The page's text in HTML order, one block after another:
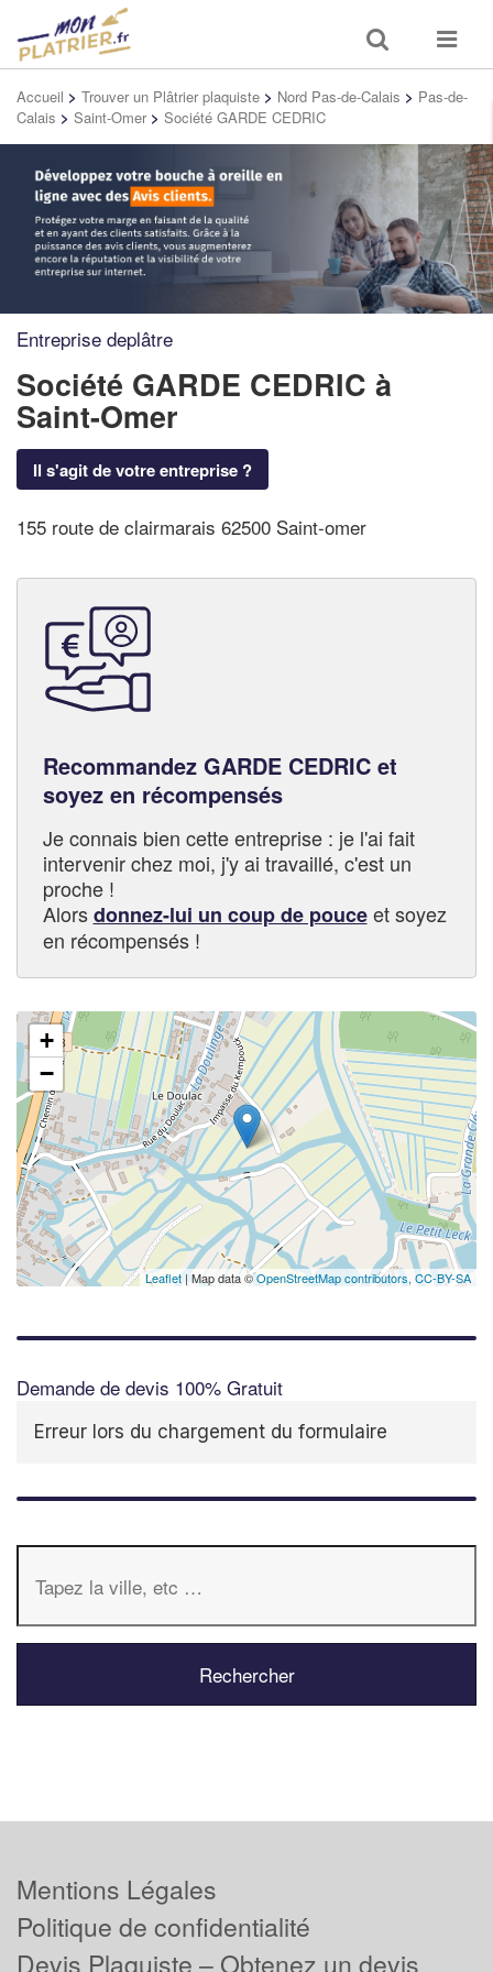
Toggle
search
Toggle
Accueil > Trouver un Plâtrier plaquiste > Nord Pas-de-Calais > Pas-de-
Calais > Saint-Omer > Société GARDE CEDRIC
Entreprise deplâtre
Société GARDE CEDRIC à
Saint-Omer
Il s'agit de votre entreprise ?
155 route de clairmarais 62500 Saint-omer
Recommandez GARDE CEDRIC et
soyez en récompensés
Je connais bien cette entreprise : je l'ai fait
intervenir chez moi, j'y ai travaillé, c'est un
proche !
Alorsdonnez-lui un coup de pouceet soyez
en récompensés !
+
−
Leaflet | Map data ©OpenStreetMap contributors, CC-BY-SA
Demande de devis 100% Gratuit
Erreur lors du chargement du formulaire
✕
vos
Mentions Légales
Politique de confidentialité
Devis Plaquiste – Obtenez un devis